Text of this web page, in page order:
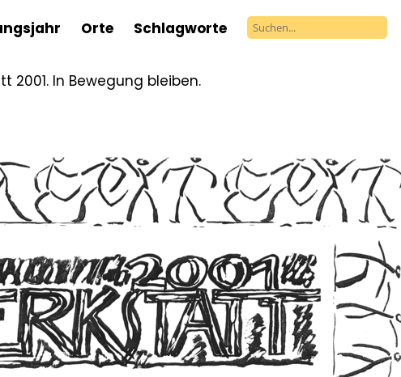
Orte Schlagworte
2001. In Bewegung bleiben.